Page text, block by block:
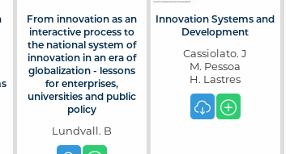
From innovation as an
interactive process to
the national system of
innovation in an era of
globalization - lessons
for enterprises,
universities and public
policy
Lundvall. B
Innovation Systems and
Development
Cassiolato. J
M. Pessoa
H. Lastres